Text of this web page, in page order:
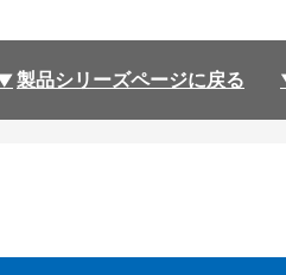
製品シリーズページに戻る